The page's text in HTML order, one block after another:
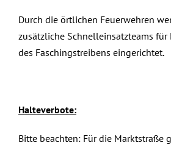
Durch die örtlichen Feuerwehren
zusätzliche Schnelleinsatzteams für
des Faschingstreibens eingerichtet.
Halteverbote:
Bitte beachten: Für die Marktstraße